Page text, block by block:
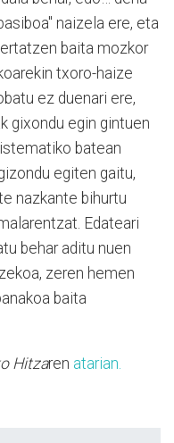
naizela ere, eta
baita mozkor
txoro-haize
ez duenari ere,
gixondu egin gintuen
batean
egiten gaitu,
nazkante bihurtu
Edateari
behar aditu nuen
zeren hemen
baita
Hitzaren atarian.